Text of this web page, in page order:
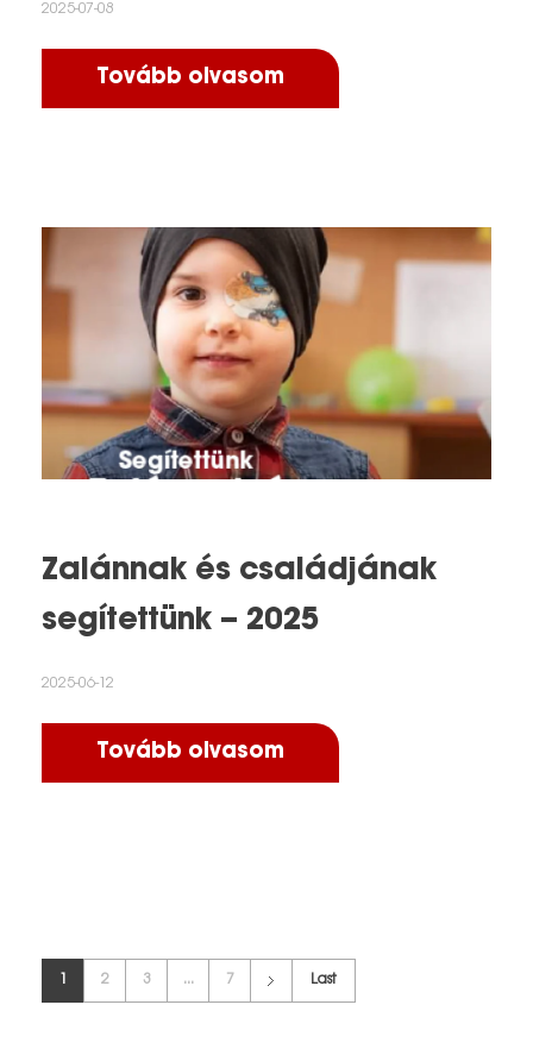
2025-07-08
Tovább olvasom
Zalánnak és családjának
segítettünk – 2025
2025-06-12
Tovább olvasom
2 3 ... 7 Last